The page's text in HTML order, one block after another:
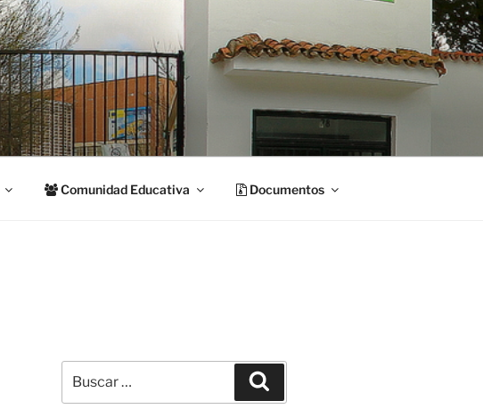
Comunidad Educativa Documentos
por: